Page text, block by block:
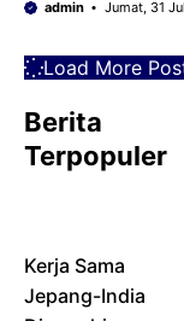
admin Jumat, 31
Load More
Berita
Terpopuler
Kerja Sama
Jepang-India